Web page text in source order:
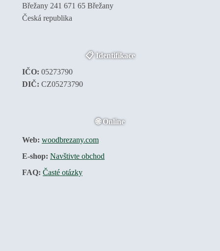
Břežany 241 671 65 Břežany
Česká republika
📋 Identifikace
IČO: 05273790
DIČ: CZ05273790
🌐 Online
Web: woodbrezany.com
E-shop: Navštivte obchod
FAQ: Časté otázky